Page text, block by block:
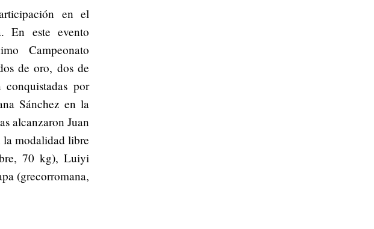
en el
En este evento
Campeonato
de oro, dos de
por
Sánchez en la
alcanzaron Juan
modalidad libre
70 kg), Luiyi
(grecorromana,